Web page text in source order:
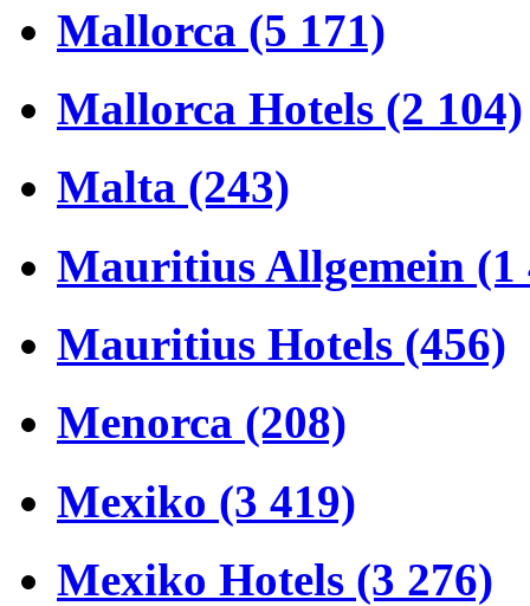
Mallorca (5 171)
Mallorca Hotels (2 104)
Malta (243)
Mauritius Allgemein (1
Mauritius Hotels (456)
Menorca (208)
Mexiko (3 419)
Mexiko Hotels (3 276)